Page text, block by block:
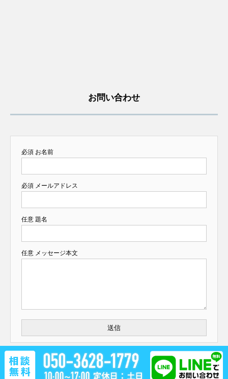
お問い合わせ
必須 お名前
必須 メールアドレス
任意 題名
任意 メッセージ本文
Copyright ©自動車自社ローン販売｜カーマッチ八王子市片倉店 All Rights Reserved.